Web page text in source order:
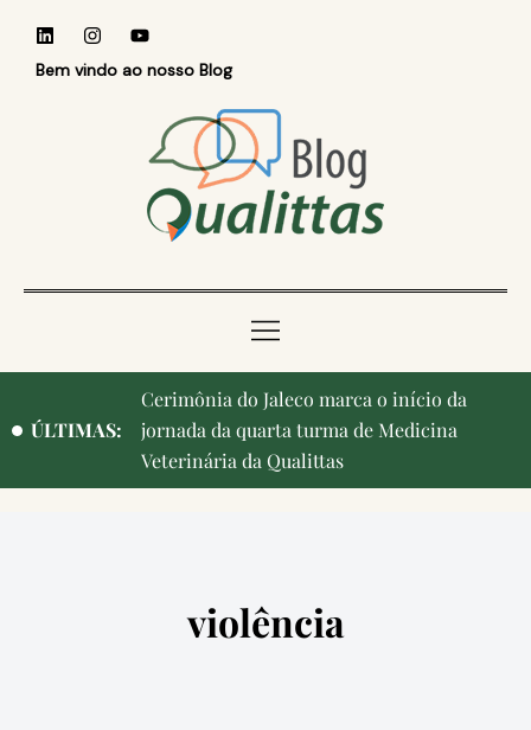
Bem vindo ao nosso Blog
ÚLTIMAS:
Cerimônia do Jaleco marca o início da
jornada da quarta turma de Medicina
Veterinária da Qualittas
violência